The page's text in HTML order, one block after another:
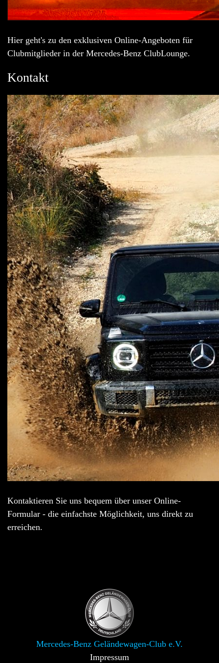
Hier geht's zu den exklusiven Online-Angeboten für
Clubmitglieder in der Mercedes-Benz ClubLounge.
Kontakt
Kontaktieren Sie uns bequem über unser Online-
Formular - die einfachste Möglichkeit, uns direkt zu
erreichen.
Mercedes-Benz Geländewagen-Club e.V.
Impressum